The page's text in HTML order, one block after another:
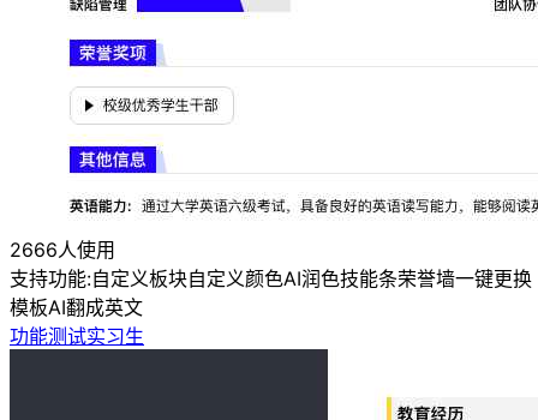
2666人使用
支持功能:自定义板块自定义颜色AI润色技能条荣誉墙一键更换
模板AI翻成英文
功能测试实习生